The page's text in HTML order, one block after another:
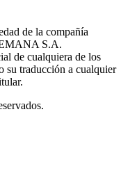
de la compañía
S.A.
de cualquiera de los
su traducción a cualquier